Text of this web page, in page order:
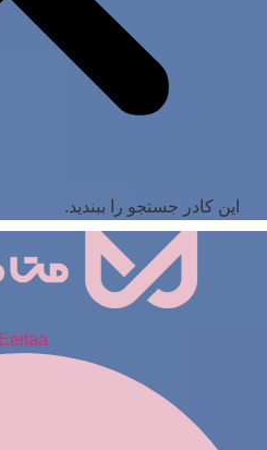
این کادر جستجو را ببندید.
Eeitaa